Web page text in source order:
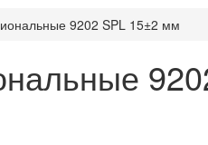
9202 SPL 15±2 мм